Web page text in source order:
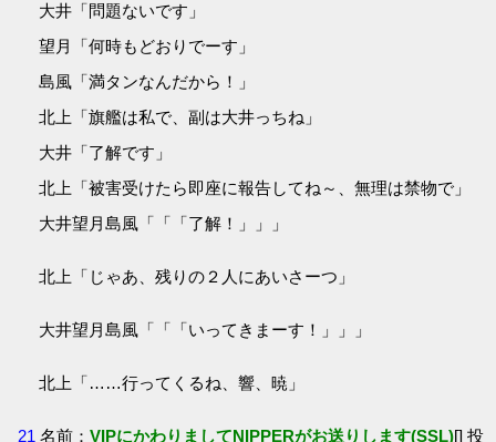
大井「問題ないです」
望月「何時もどおりでーす」
島風「満タンなんだから！」
北上「旗艦は私で、副は大井っちね」
大井「了解です」
北上「被害受けたら即座に報告してね～、無理は禁物で」
大井望月島風「「「了解！」」」
北上「じゃあ、残りの２人にあいさーつ」
大井望月島風「「「いってきまーす！」」」
北上「……行ってくるね、響、暁」
21 名前：VIPにかわりましてNIPPERがお送りします(SSL)[] 投